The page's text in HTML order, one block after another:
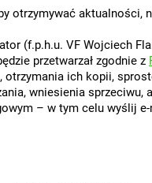
otrzymywać aktualności,
(f.p.h.u. VF Wojciech
przetwarzał zgodnie z
otrzymania ich kopii,
wniesienia sprzeciwu,
– w tym celu wyślij e-